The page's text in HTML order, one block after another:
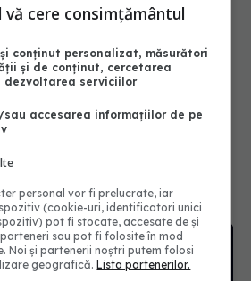
vă cere consimțământul
conținut personalizat, măsurători
și de conținut, cercetarea
dezvoltarea serviciilor
sau accesarea informațiilor de pe
personal vor fi prelucrate, iar
(cookie-uri, identificatori unici
pot fi stocate, accesate de și
sau pot fi folosite în mod
Noi și partenerii noștri putem folosi
geografică.Lista partenerilor.